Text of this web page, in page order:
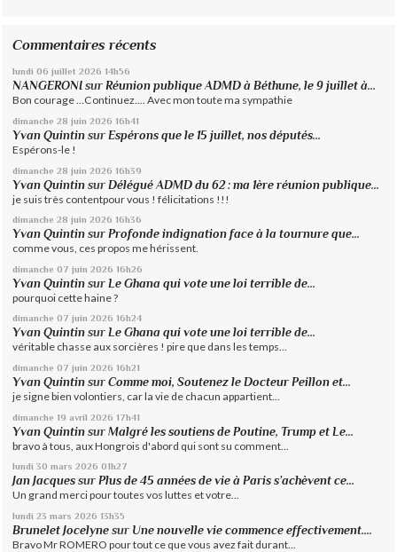
Commentaires récents
lundi 06 juillet 2026 14h56
NANGERONI surRéunion publique ADMD à Béthune, le 9 juillet à...
Bon courage ...Continuez.... Avec mon toute ma sympathie
dimanche 28 juin 2026 16h41
Yvan Quintin surEspérons que le 15 juillet, nos députés...
Espérons-le !
dimanche 28 juin 2026 16h39
Yvan Quintin surDélégué ADMD du 62 : ma 1ère réunion publique...
je suis très contentpour vous ! félicitations !!!
dimanche 28 juin 2026 16h36
Yvan Quintin surProfonde indignation face à la tournure que...
comme vous, ces propos me hérissent.
dimanche 07 juin 2026 16h26
Yvan Quintin sur Le Ghana qui vote une loi terrible de...
pourquoi cette haine ?
dimanche 07 juin 2026 16h24
Yvan Quintin surLe Ghana qui vote une loi terrible de...
véritable chasse aux sorcières ! pire que dans les temps...
dimanche 07 juin 2026 16h21
Yvan Quintin surComme moi, Soutenez le Docteur Peillon et...
je signe bien volontiers, car la vie de chacun appartient...
dimanche 19 avril 2026 17h41
Yvan Quintin surMalgré les soutiens de Poutine, Trump et Le...
bravo à tous, aux Hongrois d'abord qui sont su comment...
lundi 30 mars 2026 01h27
Jan Jacques surPlus de 45 années de vie à Paris s’achèvent ce...
Un grand merci pour toutes vos luttes et votre...
lundi 23 mars 2026 13h35
Brunelet Jocelyne sur Une nouvelle vie commence effectivement....
Bravo Mr ROMERO pour tout ce que vous avez fait durant...